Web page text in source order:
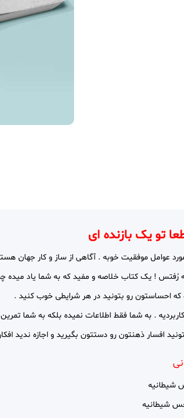
تو یک بازنده ای
عوامل موفقیت خوبه . آگاهی از ساز و کار جهان
! یک کتاب خلاصه و مفید که به شما یاد میده
احساستون رو بتونید در هر شرایطی خوب کنید .
. به شما فقط اطلاعات نمیده بلکه به شما
افسار ذهنتون رو دستتون بگیرید و اجازه
شیطانیه